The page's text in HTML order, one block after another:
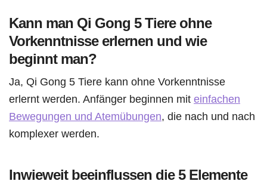
Kann man Qi Gong 5 Tiere ohne
Vorkenntnisse erlernen und wie
beginnt man?
Ja, Qi Gong 5 Tiere kann ohne Vorkenntnisse
erlernt werden. Anfänger beginnen mit einfachen
Bewegungen und Atemübungen, die nach und nach
komplexer werden.
Inwieweit beeinflussen die 5 Elemente